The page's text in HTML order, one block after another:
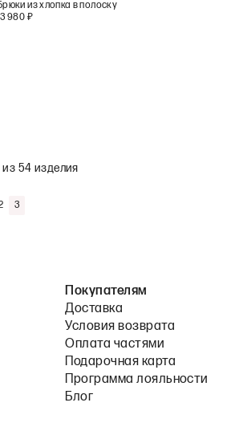
из хлопка в полоску
980 ₽
54 изделия
3
Покупателям
Доставка
Условия возврата
Оплата частями
Подарочная карта
Программа лояльности
Блог